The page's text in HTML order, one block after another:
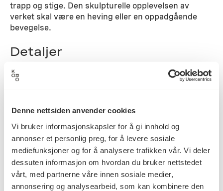
Denne nettsiden anvender cookies
Vi bruker informasjonskapsler for å gi innhold og
annonser et personlig preg, for å levere sosiale
mediefunksjoner og for å analysere trafikken vår. Vi deler
dessuten informasjon om hvordan du bruker nettstedet
vårt, med partnerne våre innen sosiale medier,
annonsering og analysearbeid, som kan kombinere den
trapp og stige. Den skulpturelle opplevelsen av
verket skal være en heving eller en oppadgående
bevegelse.
Detaljer
Kunstner Matias Faldbakken
Kategori
Fliselegging, Installasjon, Keramikk,
Vegginstallasjon